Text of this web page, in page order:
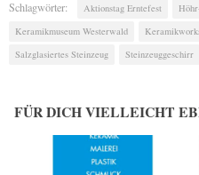
Schlagwörter: Aktionstag Erntefest
Keramikmuseum Westerwald
Salzglasiertes Steinzeug
Steinzeuggeschirr
FÜR DICH VIELLEICHT